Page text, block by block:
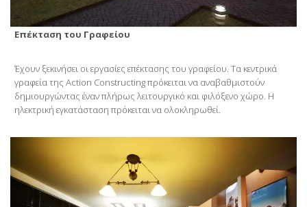
Επέκταση του Γραφείου
Έχουν ξεκινήσει οι εργασίες επέκτασης του γραφείου. Τα κεντρικά
γραφεία της Action Constructing πρόκειται να αναβαθμιστούν
δημιουργώντας έναν πλήρως λειτουργικό και φιλόξενο χώρο. Η
ηλεκτρική εγκατάσταση πρόκειται να ολοκληρωθεί.